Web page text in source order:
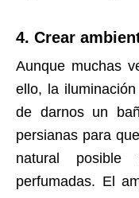
4. Crear
Aunque muchas
ello, la
de darnos un
persianas para
natural posible
perfumadas. El